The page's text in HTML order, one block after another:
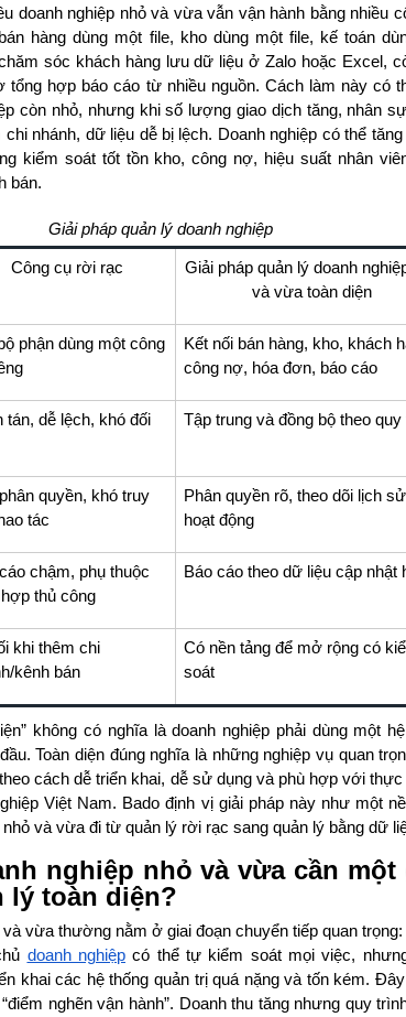
doanh nghiệp nhỏ và vừa vẫn vận hành bằng nhiều
hàng dùng một file, kho dùng một file, kế toán
sóc khách hàng lưu dữ liệu ở Zalo hoặc Excel,
tổng hợp báo cáo từ nhiều nguồn. Cách làm này có
còn nhỏ, nhưng khi số lượng giao dịch tăng, nhân
nhánh, dữ liệu dễ bị lệch. Doanh nghiệp có thể tăng
kiểm soát tốt tồn kho, công nợ, hiệu suất nhân
bán.
Giải pháp quản lý doanh nghiệp
Công cụ rời rạc
Giải pháp quản lý doanh
và vừa toàn diện
phận dùng một công
Kết nối bán hàng, kho, khách
công nợ, hóa đơn, báo cáo
tán, dễ lệch, khó đối
Tập trung và đồng bộ theo quy
quyền, khó truy
tác
Phân quyền rõ, theo dõi lịch sử
hoạt động
chậm, phụ thuộc
thủ công
Báo cáo theo dữ liệu cập nhật
khi thêm chi
kênh bán
Có nền tảng để mở rộng có
soát
không có nghĩa là doanh nghiệp phải dùng một
Toàn diện đúng nghĩa là những nghiệp vụ quan
cách dễ triển khai, dễ sử dụng và phù hợp với thực
Việt Nam. Bado định vị giải pháp này như một
nhỏ và vừa đi từ quản lý rời rạc sang quản lý bằng dữ
nghiệp nhỏ và vừa cần một
lý toàn diện?
và vừa thường nằm ở giai đoạn chuyển tiếp quan
doanh nghiệp có thể tự kiểm soát mọi việc,
khai các hệ thống quản trị quá nặng và tốn kém.
nghẽn vận hành”. Doanh thu tăng nhưng quy